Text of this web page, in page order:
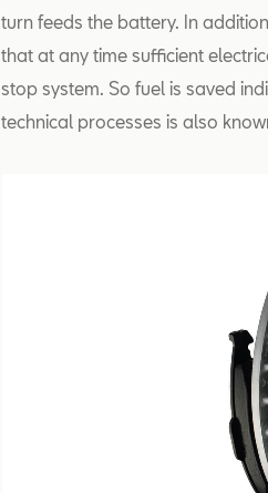
turn feeds the battery. In
that at any time sufficient
stop system. So fuel is saved
technical processes is also